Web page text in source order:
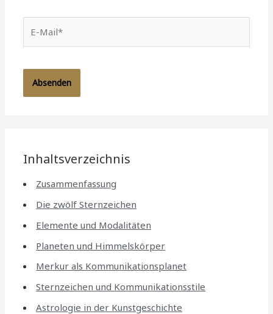
Mail*
Inhaltsverzeichnis
Zusammenfassung
Die zwölf Sternzeichen
Elemente und Modalitäten
Planeten und Himmelskörper
Merkur als Kommunikationsplanet
Sternzeichen und Kommunikationsstile
Astrologie in der Kunstgeschichte